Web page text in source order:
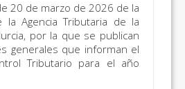
20 de marzo de 2026 de la
la Agencia Tributaria de la
por la que se publican
generales que informan el
Tributario para el año